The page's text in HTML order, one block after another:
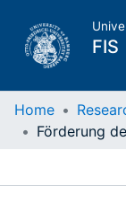
FIS
Home
Home